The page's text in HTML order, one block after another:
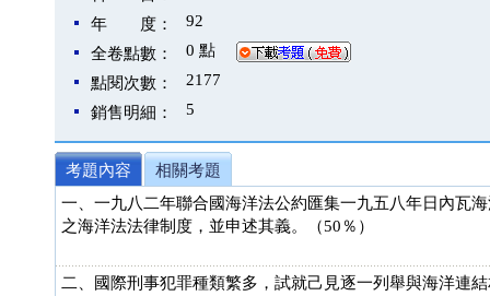
年 度：
92
全卷點數：
0 點
點閱次數：
2177
銷售明細：
5
考題內容
相關考題
一、一九八二年聯合國海洋法公約匯集一九五八年日內瓦
之海洋法法律制度，並申述其義。（50％）
二、國際刑事犯罪種類繁多，試就己見逐一列舉與海洋連